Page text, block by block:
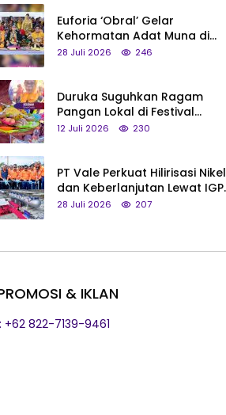
Euforia ‘Obral’ Gelar
Kehormatan Adat Muna di
Silaturahmi KKMM, Ridwan Bae:
28 Juli 2026 246
Duruka Suguhkan Ragam
Pangan Lokal di Festival
Liangkobhori, Dari Umbi Rebus
12 Juli 2026 230
PT Vale Perkuat Hilirisasi Nikel
dan Keberlanjutan Lewat IGP
Morowali
28 Juli 2026 207
& IKLAN
+62 822-7139-9461